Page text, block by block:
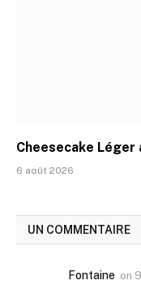
Cheesecake
6 août 2026
UN COMMENTAIRE
Fontaine on